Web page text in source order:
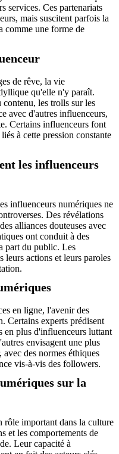
services. Ces partenariats
mais suscitent parfois la
comme une forme de
de rêve, la vie
qu'elle n'y paraît.
contenu, les trolls sur les
avec d'autres influenceurs,
Certains influenceurs font
à cette pression constante
les influenceurs
influenceurs numériques ne
Des révélations
alliances douteuses avec
ont conduit à des
part du public. Les
leurs actions et leurs paroles
en ligne, l'avenir des
Certains experts prédisent
en plus d'influenceurs luttant
envisagent une plus
des normes éthiques
vis-à-vis des followers.
sur la
rôle important dans la culture
et les comportements de
Leur capacité à